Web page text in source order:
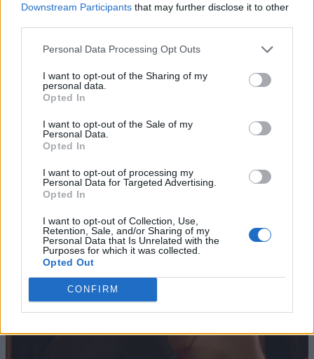
Downstream Participants that may further disclose it to other
Personal Data Processing Opt Outs
I want to opt-out of the Sharing of my
personal data.
Opted In
I want to opt-out of the Sale of my
Personal Data.
Opted In
I want to opt-out of processing my
Personal Data for Targeted Advertising.
Opted In
I want to opt-out of Collection, Use,
Retention, Sale, and/or Sharing of my
Personal Data that Is Unrelated with the
Purposes for which it was collected.
Opted Out
CONFIRM